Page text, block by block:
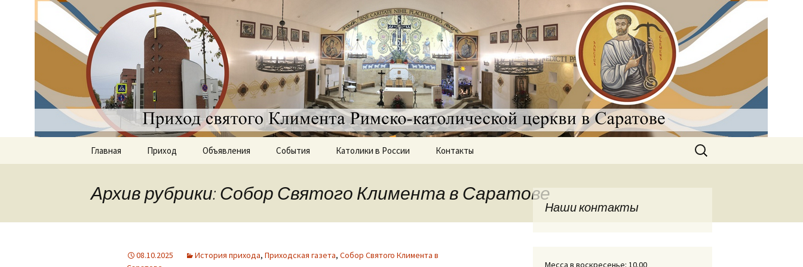
Римско-католическая церковь в
Саратове
Приход святого Климента
Главная Приход
История прихода
Саратове
Отец Ондрей Славик
Группы Группа „Lectio divina“
Объявления События Католики в России
святого Климента
Контакты
Найти:
Архив рубрики: Собор Святого Климента в Саратове
08.10.2025 История прихода, Приходская газета, Собор Святого Климента в
Наши контакты
Месса в воскресенье: 10.00